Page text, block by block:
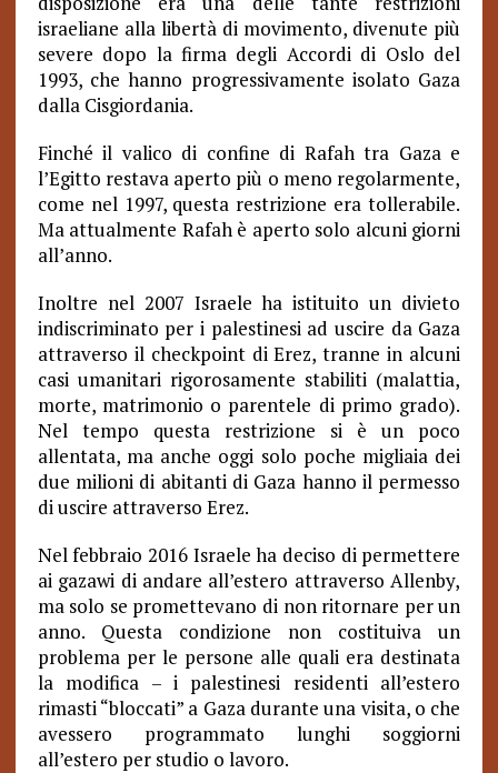
israeliane alla libertà di movimento, divenute più
severe dopo la firma degli Accordi di Oslo del
1993, che hanno progressivamente isolato Gaza
dalla Cisgiordania.
Finché il valico di confine di Rafah tra Gaza e
l’Egitto restava aperto più o meno regolarmente,
come nel 1997, questa restrizione era tollerabile.
Ma attualmente Rafah è aperto solo alcuni giorni
all’anno.
Inoltre nel 2007 Israele ha istituito un divieto
indiscriminato per i palestinesi ad uscire da Gaza
attraverso il checkpoint di Erez, tranne in alcuni
casi umanitari rigorosamente stabiliti (malattia,
morte, matrimonio o parentele di primo grado).
Nel tempo questa restrizione si è un poco
allentata, ma anche oggi solo poche migliaia dei
due milioni di abitanti di Gaza hanno il permesso
di uscire attraverso Erez.
Nel febbraio 2016 Israele ha deciso di permettere
ai gazawi di andare all’estero attraverso Allenby,
ma solo se promettevano di non ritornare per un
anno. Questa condizione non costituiva un
problema per le persone alle quali era destinata
la modifica – i palestinesi residenti all’estero
rimasti “bloccati” a Gaza durante una visita, o che
avessero programmato lunghi soggiorni
all’estero per studio o lavoro.